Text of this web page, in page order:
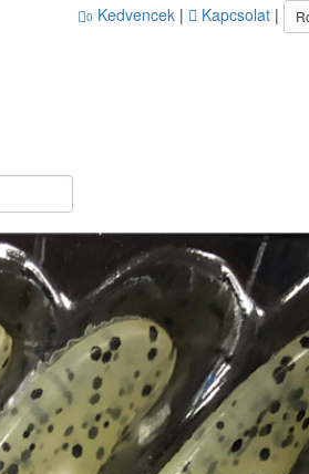
0 Kedvencek | Kapcsolat |